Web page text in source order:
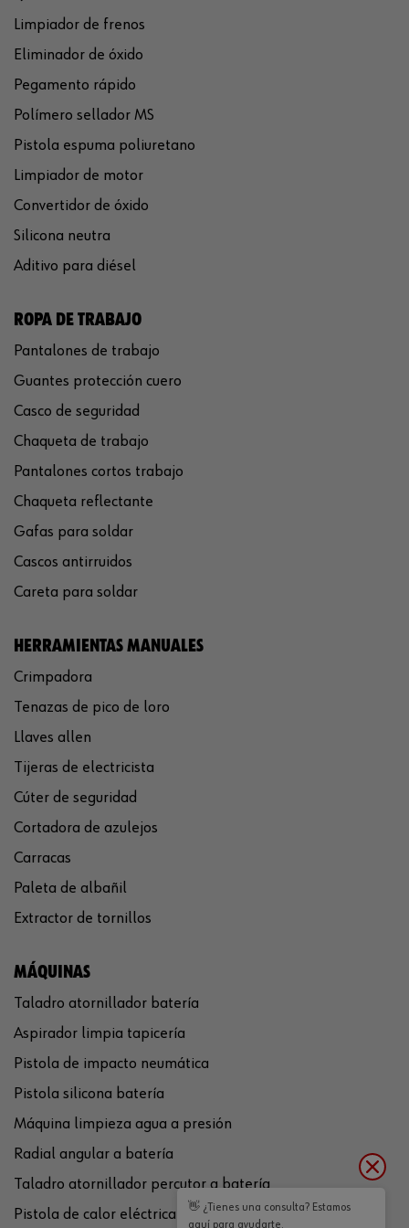
Limpiador de frenos
Eliminador de óxido
Pegamento rápido
Polímero sellador MS
Pistola espuma poliuretano
Limpiador de motor
Convertidor de óxido
Silicona neutra
Aditivo para diésel
ROPA DE TRABAJO
Pantalones de trabajo
Guantes protección cuero
Casco de seguridad
Chaqueta de trabajo
Pantalones cortos trabajo
Chaqueta reflectante
Gafas para soldar
Cascos antirruidos
Careta para soldar
HERRAMIENTAS MANUALES
Crimpadora
Tenazas de pico de loro
Llaves allen
Tijeras de electricista
Cúter de seguridad
Cortadora de azulejos
Carracas
Paleta de albañil
Extractor de tornillos
MÁQUINAS
Taladro atornillador batería
Aspirador limpia tapicería
Pistola de impacto neumática
Pistola silicona batería
Máquina limpieza agua a presión
Radial angular a batería
Taladro atornillador percutor a batería
Pistola de calor eléctrica
👋 ¿Tienes una consulta? Estamos
aquí para ayudarte.